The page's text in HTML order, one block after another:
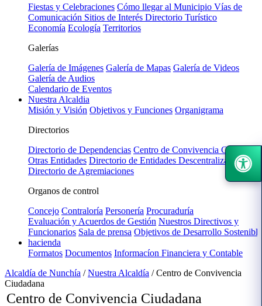
Fiestas y Celebraciones Cómo llegar al Municipio Vías de
Comunicación Sitios de Interés Directorio Turístico
Economía Ecología Territorios
Galerías
Galería de Imágenes Galería de Mapas Galería de Videos
Galería de Audios
Calendario de Eventos
Nuestra Alcaldia
Misión y Visión Objetivos y Funciones Organigrama
Directorios
Directorio de Dependencias Centro de Convivencia Ciudadana
Otras Entidades Directorio de Entidades Descentralizadas
Directorio de Agremiaciones
Organos de control
Concejo Contraloría Personería Procuraduría
Evaluación y Acuerdos de Gestión Nuestros Directivos y
Funcionarios Sala de prensa Objetivos de Desarrollo Sostenible
hacienda
Formatos Documentos Informacíon Financiera y Contable
Alcaldía de Nunchía /Nuestra Alcaldía /Centro de Convivencia
Ciudadana
​Centro de Convivencia Ciudadana